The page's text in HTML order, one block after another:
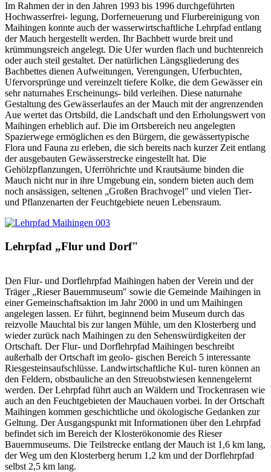
Im Rahmen der in den Jahren 1993 bis 1996 durchgeführten
Hochwasserfrei- legung, Dorferneuerung und Flurbereinigung von
Maihingen konnte auch der wasserwirtschaftliche Lehrpfad entlang
der Mauch hergestellt werden. Ihr Bachbett wurde breit und
krümmungsreich angelegt. Die Ufer wurden flach und buchtenreich
oder auch steil gestaltet. Der natürlichen Längsgliederung des
Bachbettes dienen Aufweitungen, Verengungen, Uferbuchten,
Ufervorsprünge und vereinzelt tiefere Kolke, die dem Gewässer ein
sehr naturnahes Erscheinungs- bild verleihen. Diese naturnahe
Gestaltung des Gewässerlaufes an der Mauch mit der angrenzenden
Aue wertet das Ortsbild, die Landschaft und den Erholungswert von
Maihingen erheblich auf. Die im Ortsbereich neu angelegten
Spazierwege ermöglichen es den Bürgern, die gewässertypische
Flora und Fauna zu erleben, die sich bereits nach kurzer Zeit entlang
der ausgebauten Gewässerstrecke eingestellt hat. Die
Gehölzpflanzungen, Uferröhrichte und Krautsäume binden die
Mauch nicht nur in ihre Umgebung ein, sondern bieten auch dem
noch ansässigen, seltenen „Großen Brachvogel" und vielen Tier-
und Pflanzenarten der Feuchtgebiete neuen Lebensraum.
Lehrpfad „Flur und Dorf"
Den Flur- und Dorflehrpfad Maihingen haben der Verein und der
Träger „Rieser Bauernmuseum" sowie die Gemeinde Maihingen in
einer Gemeinschaftsaktion im Jahr 2000 in und um Maihingen
angelegen lassen. Er führt, beginnend beim Museum durch das
reizvolle Mauchtal bis zur langen Mühle, um den Klosterberg und
wieder zurück nach Maihingen zu den Sehenswürdigkeiten der
Ortschaft. Der Flur- und Dorflehrpfad Maihingen beschreibt
außerhalb der Ortschaft im geolo- gischen Bereich 5 interessante
Riesgesteinsaufschlüsse. Landwirtschaftliche Kul- turen können an
den Feldern, obstbauliche an den Streuobstwiesen kennengelernt
werden. Der Lehrpfad führt auch an Wäldern und Trockenrasen wie
auch an den Feuchtgebieten der Mauchauen vorbei. In der Ortschaft
Maihingen kommen geschichtliche und ökologische Gedanken zur
Geltung. Der Ausgangspunkt mit Informationen über den Lehrpfad
befindet sich im Bereich der Klosterökonomie des Rieser
Bauernmuseums. Die Teilstrecke entlang der Mauch ist 1,6 km lang,
der Weg um den Klosterberg herum 1,2 km und der Dorflehrpfad
selbst 2,5 km lang.